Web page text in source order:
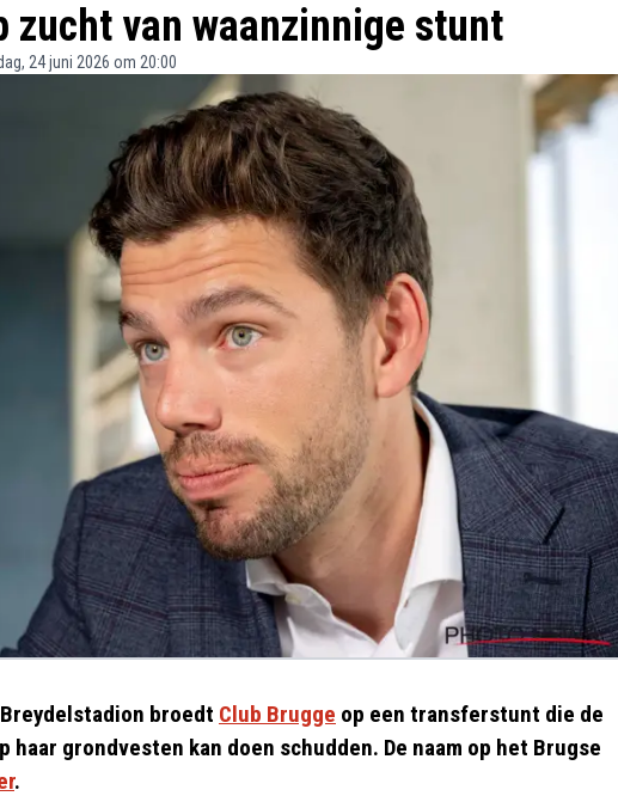
zucht van waanzinnige stunt
24 juni 2026 om 20:00
broedt Club Brugge op een transferstunt die de
grondvesten kan doen schudden. De naam op het Brugse
.